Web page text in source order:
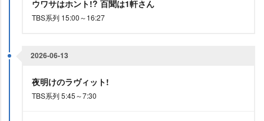
ウワサはホント!? 百聞は1軒さん
TBS系列 15:00～16:27
2026-06-13
夜明けのラヴィット!
TBS系列 5:45～7:30